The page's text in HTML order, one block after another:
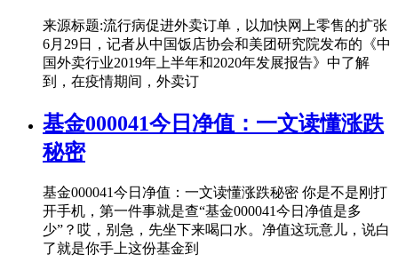
来源标题:流行病促进外卖订单，以加快网上零售的扩张
6月29日，记者从中国饭店协会和美团研究院发布的《中
国外卖行业2019年上半年和2020年发展报告》中了解
到，在疫情期间，外卖订
基金000041今日净值：一文读懂涨跌
秘密
基金000041今日净值：一文读懂涨跌秘密 你是不是刚打
开手机，第一件事就是查“基金000041今日净值是多
少”？哎，别急，先坐下来喝口水。净值这玩意儿，说白
了就是你手上这份基金到